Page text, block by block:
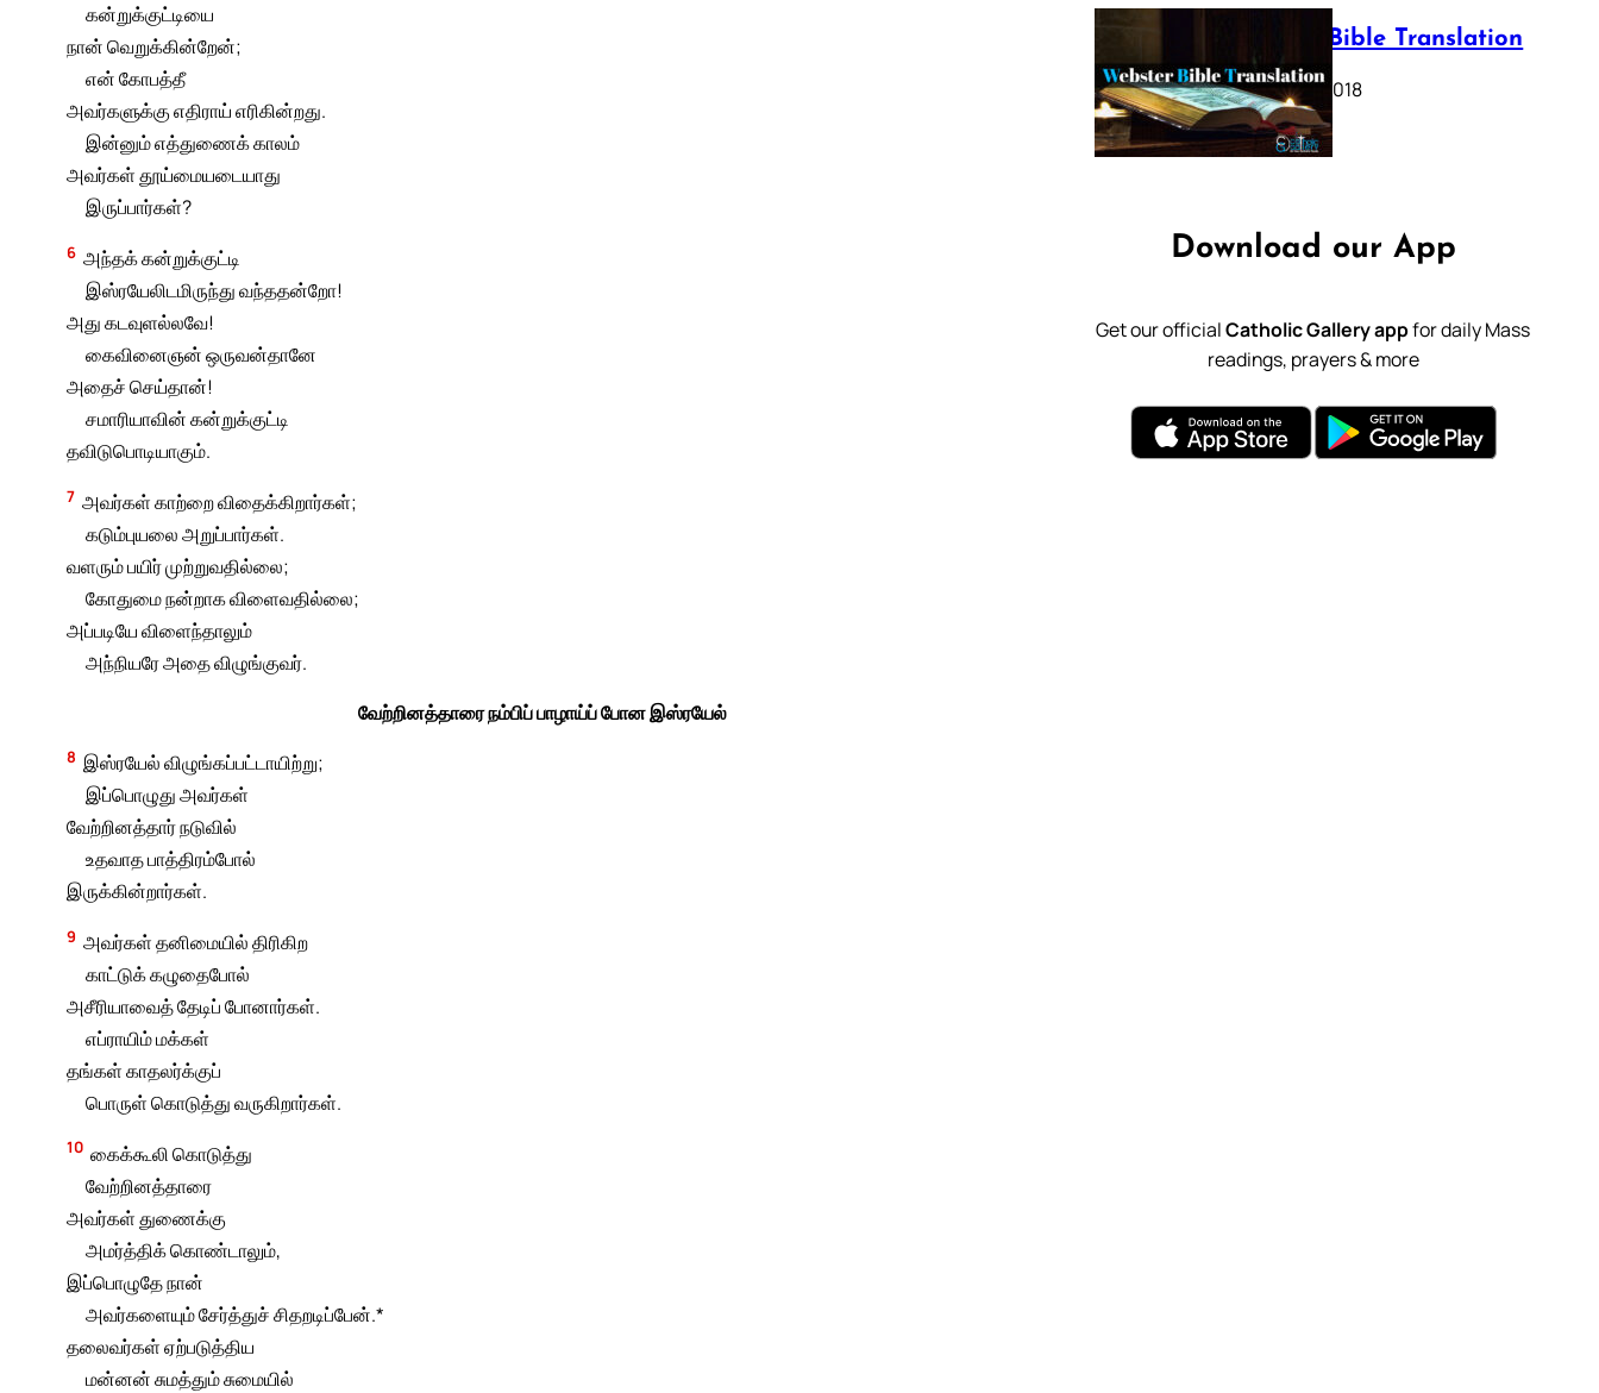
கன்றுக்குட்டியை
நான் வெறுக்கின்றேன்;
என் கோபத்தீ
அவர்களுக்கு எதிராய் எரிகின்றது.
இன்னும் எத்துணைக் காலம்
அவர்கள் தூய்மையடையாது
இருப்பார்கள்?
6 அந்தக் கன்றுக்குட்டி
இஸ்ரயேலிடமிருந்து வந்ததன்றோ!
அது கடவுளல்லவே!
கைவினைஞன் ஒருவன்தானே
அதைச் செய்தான்!
சமாரியாவின் கன்றுக்குட்டி
தவிடுபொடியாகும்.
7 அவர்கள் காற்றை விதைக்கிறார்கள்;
கடும்புயலை அறுப்பார்கள்.
வளரும் பயிர் முற்றுவதில்லை;
கோதுமை நன்றாக விளைவதில்லை;
அப்படியே விளைந்தாலும்
அந்நியரே அதை விழுங்குவர்.
வேற்றினத்தாரை நம்பிப் பாழாய்ப் போன இஸ்ரயேல்
8 இஸ்ரயேல் விழுங்கப்பட்டாயிற்று;
இப்பொழுது அவர்கள்
வேற்றினத்தார் நடுவில்
உதவாத பாத்திரம்போல்
இருக்கின்றார்கள்.
9 அவர்கள் தனிமையில் திரிகிற
காட்டுக் கழுதைபோல்
அசீரியாவைத் தேடிப் போனார்கள்.
எப்ராயிம் மக்கள்
தங்கள் காதலர்க்குப்
பொருள் கொடுத்து வருகிறார்கள்.
10 கைக்கூலி கொடுத்து
வேற்றினத்தாரை
அவர்கள் துணைக்கு
அமர்த்திக் கொண்டாலும்,
இப்பொழுதே நான்
அவர்களையும் சேர்த்துச் சிதறடிப்பேன்.*
தலைவர்கள் ஏற்படுத்திய
மன்னன் சுமத்தும் சுமையில்
Webster Bible Translation
October 11, 2018
Download our App
Get our officialCatholic Gallery appfor daily Mass
readings, prayers & more